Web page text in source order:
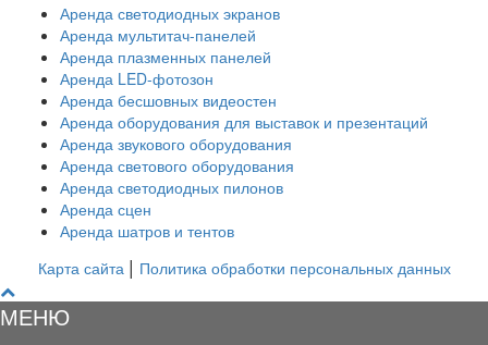
Аренда светодиодных экранов
Аренда мультитач-панелей
Аренда плазменных панелей
Аренда LED-фотозон
Аренда бесшовных видеостен
Аренда оборудования для выставок и презентаций
Аренда звукового оборудования
Аренда светового оборудования
Аренда светодиодных пилонов
Аренда сцен
Аренда шатров и тентов
Карта сайта | Политика обработки персональных данных
МЕНЮ